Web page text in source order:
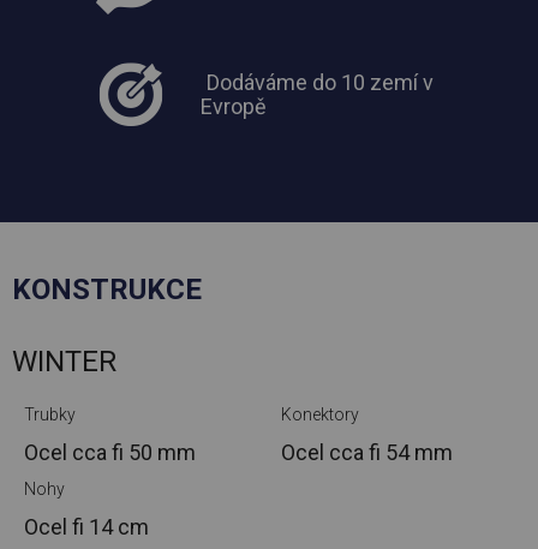
Dodáváme do 10 zemí v
Evropě
KONSTRUKCE
WINTER
Trubky
Ocel ccafi 50 mm
Konektory
Ocel ccafi 54 mm
Nohy
Ocel fi 14 cm